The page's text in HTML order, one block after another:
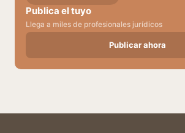
Publica el tuyo
Llega a miles de profesionales jurídicos
Publicar ahora